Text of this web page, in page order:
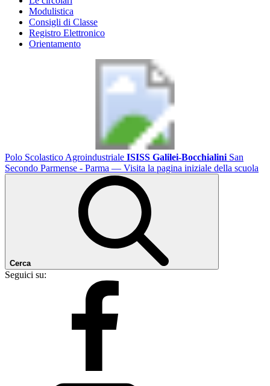
Modulistica
Consigli di Classe
Registro Elettronico
Orientamento
Polo Scolastico Agroindustriale ISISS Galilei-Bocchialini San
Secondo Parmense - Parma — Visita la pagina iniziale della scuola
Cerca
Seguici su: